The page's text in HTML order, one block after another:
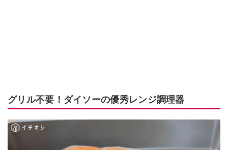
グリル不要！ダイソーの優秀レンジ調理器